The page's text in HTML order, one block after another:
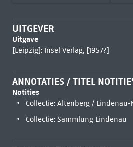
UITGEVER
Uitgave
[Leipzig]: Insel Verlag, [1957?]
ANNOTATIES / TITEL
Notities
Collectie: Altenberg / Lindenau-
Collectie: Sammlung Lindenau